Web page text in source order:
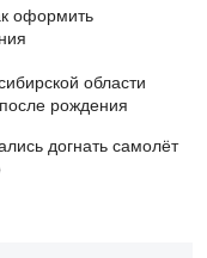
оформить
области
рождения
догнать самолёт